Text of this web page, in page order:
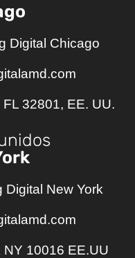
Digital Chicago
32801, EE. UU.
New York
NY 10016 EE.UU